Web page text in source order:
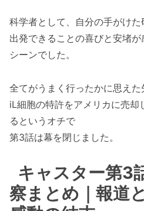
科学者として、自分の手がけ
出発できることの喜びと安堵
シーンでした。
全てがうまく行ったかに思えた
iL細胞の特許をアメリカに売却
るというオチで
第3話は幕を閉じました。
キャスター第3
察まとめ｜報道